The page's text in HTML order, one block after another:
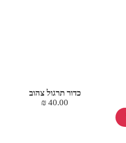
כדור תרגול צהוב
40.00
₪